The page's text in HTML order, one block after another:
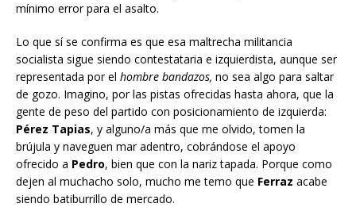
mínimo error para el asalto.
Lo que sí se confirma es que esa maltrecha militancia
socialista sigue siendo contestataria e izquierdista, aunque ser
representada por el hombre bandazos, no sea algo para saltar
de gozo. Imagino, por las pistas ofrecidas hasta ahora, que la
gente de peso del partido con posicionamiento de izquierda:
Pérez Tapias, y alguno/a más que me olvido, tomen la
brújula y naveguen mar adentro, cobrándose el apoyo
ofrecido a Pedro, bien que con la nariz tapada. Porque como
dejen al muchacho solo, mucho me temo que Ferraz acabe
siendo batiburrillo de mercado.